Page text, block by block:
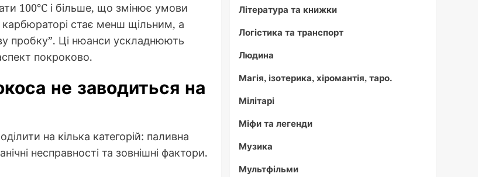
100°C і більше, що змінює умови
карбюраторі стає менш щільним, а
пробку”. Ці нюанси ускладнюють
покроково.
не заводиться на
на кілька категорій: паливна
несправності та зовнішні фактори.
Література та книжки
Логістика та транспорт
Людина
Магія, ізотерика, хіромантія, таро.
Мілітарі
Міфи та легенди
Музика
Мультфільми